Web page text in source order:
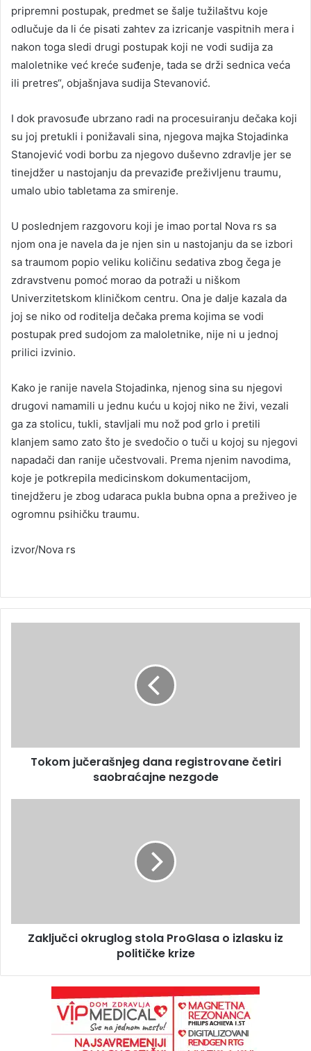
pripremni postupak, predmet se šalje tužilaštvu koje
odlučuje da li će pisati zahtev za izricanje vaspitnih mera i
nakon toga sledi drugi postupak koji ne vodi sudija za
maloletnike već kreće suđenje, tada se drži sednica veća
ili pretres“, objašnjava sudija Stevanović.
I dok pravosuđe ubrzano radi na procesuiranju dečaka koji
su joj pretukli i ponižavali sina, njegova majka Stojadinka
Stanojević vodi borbu za njegovo duševno zdravlje jer se
tinejdžer u nastojanju da prevaziđe preživljenu traumu,
umalo ubio tabletama za smirenje.
U poslednjem razgovoru koji je imao portal Nova rs sa
njom ona je navela da je njen sin u nastojanju da se izbori
sa traumom popio veliku količinu sedativa zbog čega je
zdravstvenu pomoć morao da potraži u niškom
Univerzitetskom kliničkom centru. Ona je dalje kazala da
joj se niko od roditelja dečaka prema kojima se vodi
postupak pred sudojom za maloletnike, nije ni u jednoj
prilici izvinio.
Kako je ranije navela Stojadinka, njenog sina su njegovi
drugovi namamili u jednu kuću u kojoj niko ne živi, vezali
ga za stolicu, tukli, stavljali mu nož pod grlo i pretili
klanjem samo zato što je svedočio o tuči u kojoj su njegovi
napadači dan ranije učestvovali. Prema njenim navodima,
koje je potkrepila medicinskom dokumentacijom,
tinejdžeru je zbog udaraca pukla bubna opna a preživeo je
ogromnu psihičku traumu.
izvor/Nova rs
Tokom jučerašnjeg dana registrovane četiri
saobraćajne nezgode
Zaključci okruglog stola ProGlasa o izlasku iz
političke krize